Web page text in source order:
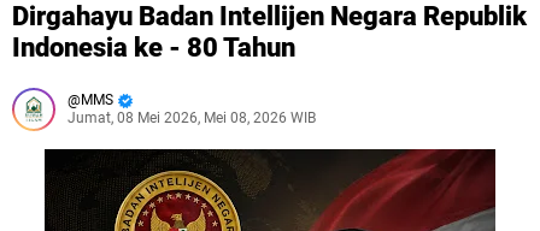
Dirgahayu Badan Intellijen Negara Republik
Indonesia ke - 80 Tahun
MMS
Jumat, 08 Mei 2026, Mei 08, 2026 WIB